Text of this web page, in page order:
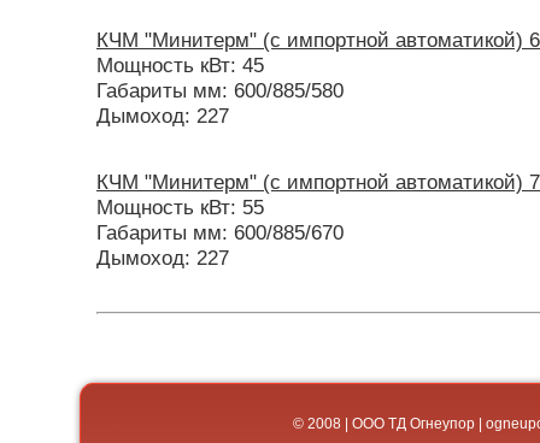
КЧМ "Минитерм" (с импортной автоматикой)
Мощность кВт: 45
Габариты мм: 600/885/580
Дымоход: 227
КЧМ "Минитерм" (с импортной автоматикой)
Мощность кВт: 55
Габариты мм: 600/885/670
Дымоход: 227
© 2008 | ООО ТД Огнеупор |